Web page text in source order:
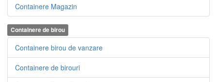
Containere Magazin
Containere de birou
Containere birou de vanzare
Containere de birouri